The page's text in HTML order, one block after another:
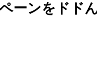
ーンをドド